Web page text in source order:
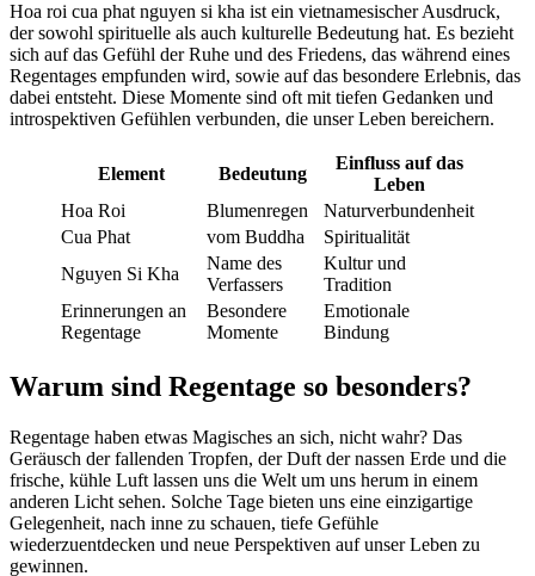
Hoa roi cua phat nguyen si kha ist ein vietnamesischer Ausdruck,
der sowohl spirituelle als auch kulturelle Bedeutung hat. Es bezieht
sich auf das Gefühl der Ruhe und des Friedens, das während eines
Regentages empfunden wird, sowie auf das besondere Erlebnis, das
dabei entsteht. Diese Momente sind oft mit tiefen Gedanken und
introspektiven Gefühlen verbunden, die unser Leben bereichern.
Element Bedeutung
Einfluss auf das
Leben
Hoa Roi
Blumenregen
Naturverbundenheit
Cua Phat
vom Buddha
Spiritualität
Nguyen Si Kha
Name des
Verfassers
Kultur und
Tradition
Erinnerungen an
Regentage
Besondere
Momente
Emotionale
Bindung
Warum sind Regentage so besonders?
Regentage haben etwas Magisches an sich, nicht wahr? Das
Geräusch der fallenden Tropfen, der Duft der nassen Erde und die
frische, kühle Luft lassen uns die Welt um uns herum in einem
anderen Licht sehen. Solche Tage bieten uns eine einzigartige
Gelegenheit, nach inne zu schauen, tiefe Gefühle
wiederzuentdecken und neue Perspektiven auf unser Leben zu
gewinnen.